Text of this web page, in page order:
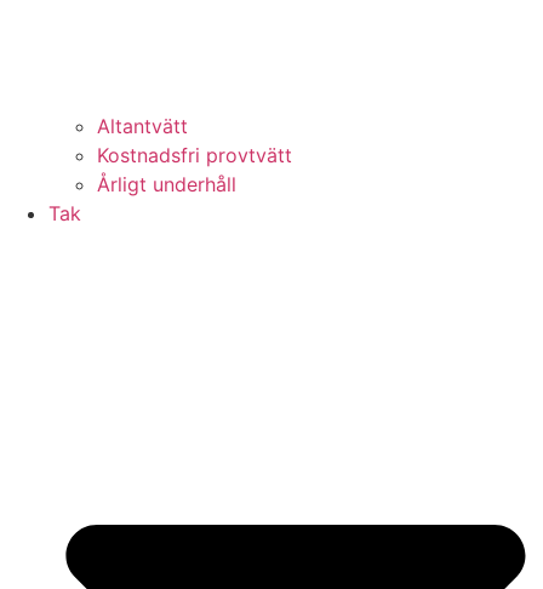
Altantvätt
Kostnadsfri provtvätt
Årligt underhåll
Tak